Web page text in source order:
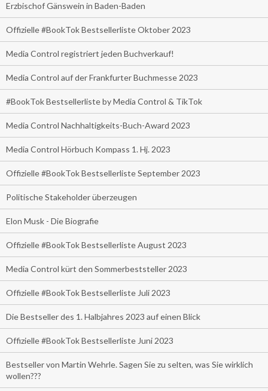
Erzbischof Gänswein in Baden-Baden
Offizielle #BookTok Bestsellerliste Oktober 2023
Media Control registriert jeden Buchverkauf!
Media Control auf der Frankfurter Buchmesse 2023
#BookTok Bestsellerliste by Media Control & TikTok
Media Control Nachhaltigkeits-Buch-Award 2023
Media Control Hörbuch Kompass 1. Hj. 2023
Offizielle #BookTok Bestsellerliste September 2023
Politische Stakeholder überzeugen
Elon Musk - Die Biografie
Offizielle #BookTok Bestsellerliste August 2023
Media Control kürt den Sommerbeststeller 2023
Offizielle #BookTok Bestsellerliste Juli 2023
Die Bestseller des 1. Halbjahres 2023 auf einen Blick
Offizielle #BookTok Bestsellerliste Juni 2023
Bestseller von Martin Wehrle. Sagen Sie zu selten, was Sie wirklich
wollen???